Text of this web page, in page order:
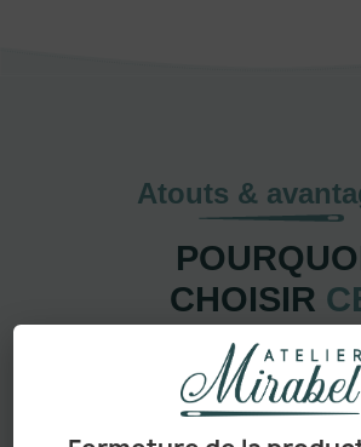
Atouts &
CHOISIR
PRODUIT ?
Pensé pour durer, facile à
tous les usages, ce modèle réunit